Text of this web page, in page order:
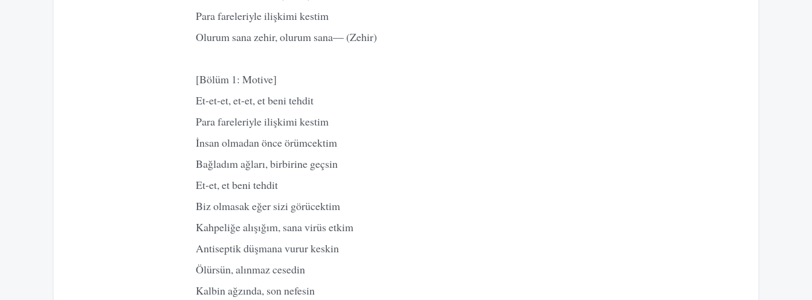
Para fareleriyle ilişkimi kestim
Olurum sana zehir, olurum sana— (Zehir)
[Bölüm 1: Motive]
Et-et-et, et-et, et beni tehdit
Para fareleriyle ilişkimi kestim
İnsan olmadan önce örümcektim
Bağladım ağları, birbirine geçsin
Et-et, et beni tehdit
Biz olmasak eğer sizi görücektim
Kahpeliğe alışığım, sana virüs etkim
Antiseptik düşmana vurur keskin
Ölürsün, alınmaz cesedin
Kalbin ağzında, son nefesin